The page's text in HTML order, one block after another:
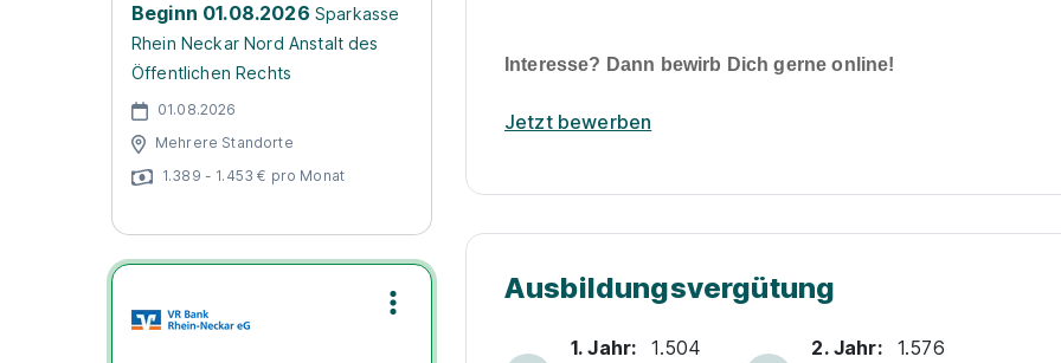
Beginn 01.08.2026 Sparkasse
Rhein Neckar Nord Anstalt des
Öffentlichen Rechts
01.08.2026
Mehrere Standorte
1.389 - 1.453 € pro Monat
Interesse? Dann bewirb Dich gerne online!
Jetzt bewerben
Ausbildungsvergütung
1. Jahr:
1.504
2. Jahr:
1.576